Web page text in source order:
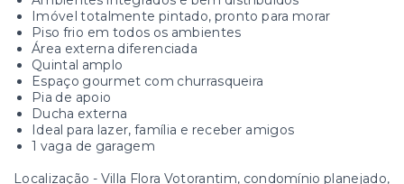
Imóvel totalmente pintado, pronto para morar
Piso frio em todos os ambientes
Área externa diferenciada
Quintal amplo
Espaço gourmet com churrasqueira
Pia de apoio
Ducha externa
Ideal para lazer, família e receber amigos
1 vaga de garagem
Localização - Villa Flora Votorantim, condomínio planejado,